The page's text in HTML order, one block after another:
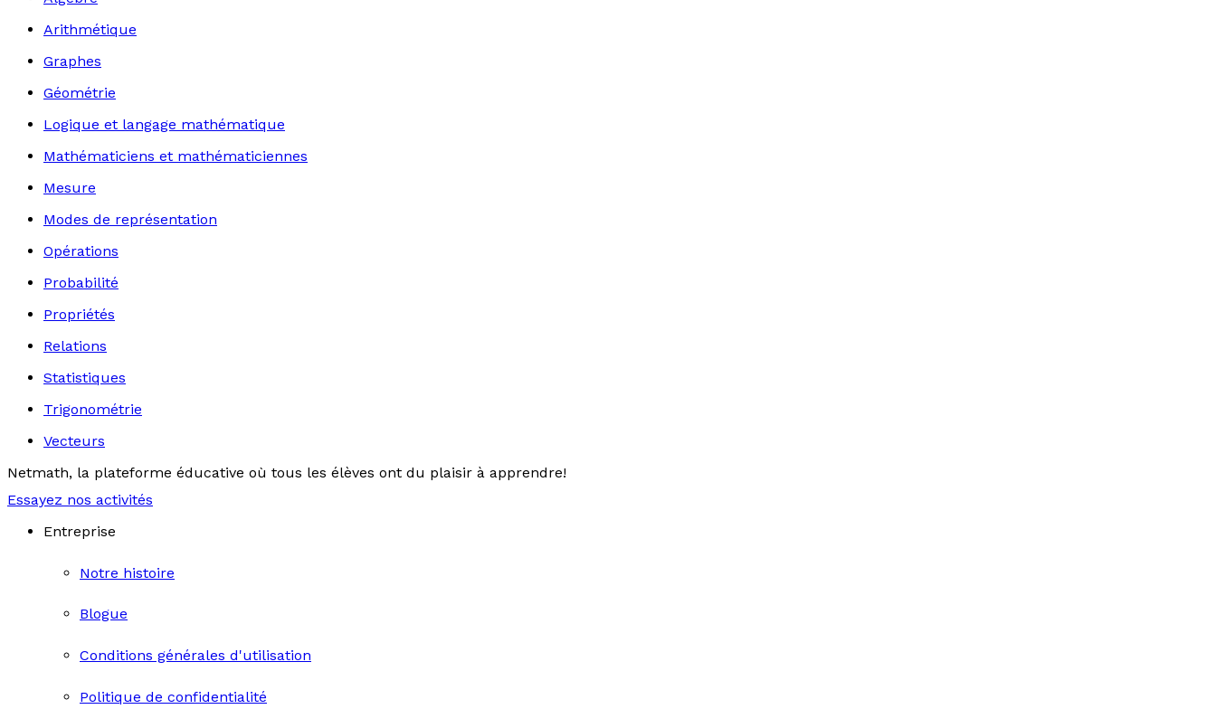
Arithmétique
Graphes
Géométrie
Logique et langage mathématique
Mathématiciens et mathématiciennes
Mesure
Modes de représentation
Opérations
Probabilité
Propriétés
Relations
Statistiques
Trigonométrie
Vecteurs
Netmath, la plateforme éducative où tous les élèves ont du plaisir à apprendre!
Essayez nos activités
Entreprise
Notre histoire
Blogue
Conditions générales d'utilisation
Politique de confidentialité